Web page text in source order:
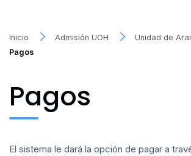
Becas y Beneficios
PreUOH
Inicio Admisión UOH
Unidad de
Pagos
Pagos
El sistema le dará la opción de pagar a